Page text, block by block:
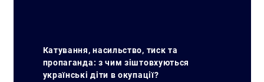
Катування, насильство, тиск та
пропаганда: з чим зіштовхуються
українські діти в окупації?